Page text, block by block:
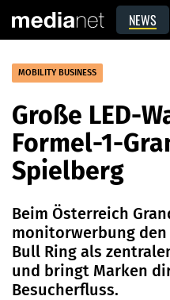
NEWS
MOBILITY BUSINESS
Große LED-
Formel-1-
Spielberg
Beim Österreich
monitorwerbung den
Bull Ring als
und bringt Marken
Besucherfluss.